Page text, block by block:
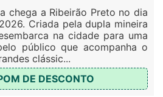
chega a Ribeirão Preto no dia
Criada pela dupla mineira
na cidade para uma
público que acompanha o
clássic...
DE DESCONTO